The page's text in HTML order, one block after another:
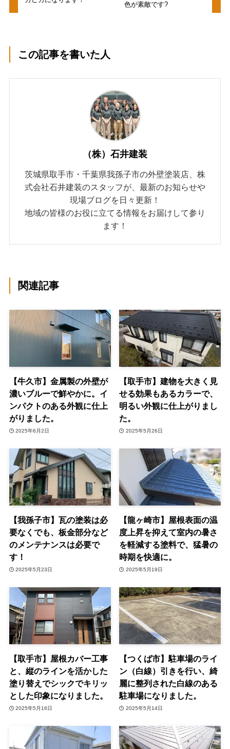
色が素敵です?
この記事を書いた人
（株）石井建装
茨城県取手市・千葉県我孫子市の外壁塗装店、株
式会社石井建装のスタッフが、最新のお知らせや
現場ブログを日々更新！
地域の皆様のお役に立てる情報をお届けして参り
ます！
関連記事
【牛久市】金属製の外壁が
濃いブルーで鮮やかに。イ
ンパクトのある外観に仕上
がりました。
2025年6月2日
【取手市】建物を大きく見
せる効果もあるカラーで、
明るい外観に仕上がりまし
た。
2025年5月26日
【我孫子市】瓦の塗装は必
要なくでも、板金部分など
のメンテナンスは必要で
す！
2025年5月23日
【龍ヶ崎市】屋根表面の温
度上昇を抑えて室内の暑さ
を軽減する塗料で、猛暑の
時期を快適に。
2025年5月19日
【取手市】屋根カバー工事
と、縦のラインを活かした
塗り替えでシックでキリッ
とした印象になりました。
2025年5月16日
【つくば市】駐車場のライ
ン（白線）引きを行い、綺
麗に整列された白線のある
駐車場になりました。
2025年5月14日